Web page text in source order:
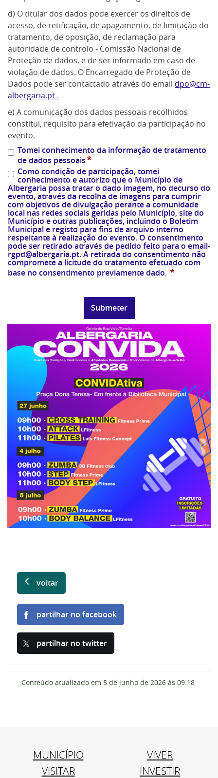
d) O titular dos dados pode exercer os direitos de
acesso, de retificação, de apagamento, de limitação do
tratamento, de oposição, de reclamação para
autoridade de controlo - Comissão Nacional de
Proteção de dados, e de ser informado em caso de
violação de dados. O Encarregado de Proteção de
Dados pode ser contactado através do email dpo@cm-
albergaria.pt .
e) A comunicação dos dados pessoais recolhidos
constitui, requisito para efetivação da participação no
evento.
Tomei conhecimento da informação de tratamento
de dados pessoais*
Como condição de participação, tomei
conhecimento e autorizo que o Município de
Albergaria possa tratar o dado imagem, no decurso do
evento, através da recolha de imagens para cumprir
com objetivos de divulgação perante a comunidade
local nas redes sociais geridas pelo Município, site do
Município e outras publicações, incluindo o Boletim
Municipal e registo para fins de arquivo interno
respeitante à realização do evento. O consentimento
pode ser retirado através de pedido feito para o email-
rgpd@albergaria.pt. A retirada do consentimento não
compromete a licitude do tratamento efetuado com
base no consentimento previamente dado. *
Submeter
voltar
partilhar no facebook
partilhar no twitter
Conteúdo atualizado em 5 de junho de 2026 às 09:18
MUNICÍPIO
VIVER
VISITAR
INVESTIR